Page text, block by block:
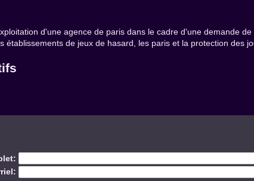
d'une agence de paris dans le cadre d'une demande
établissements de jeux de hasard, les paris et la protection des